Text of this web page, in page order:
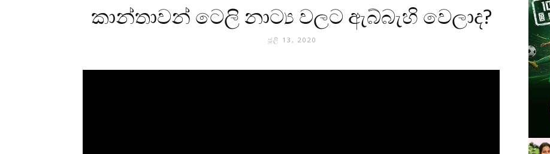
කාන්තාවන් ටෙලි නාට්‍ය වලට ඇබ්බැහි වෙලාද?
ජූලි 13, 2020